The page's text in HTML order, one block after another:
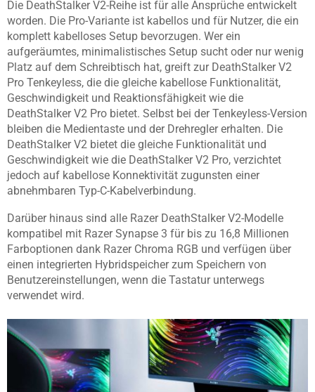
Die DeathStalker V2-Reihe ist für alle Ansprüche entwickelt
worden. Die Pro-Variante ist kabellos und für Nutzer, die ein
komplett kabelloses Setup bevorzugen. Wer ein
aufgeräumtes, minimalistisches Setup sucht oder nur wenig
Platz auf dem Schreibtisch hat, greift zur DeathStalker V2
Pro Tenkeyless, die die gleiche kabellose Funktionalität,
Geschwindigkeit und Reaktionsfähigkeit wie die
DeathStalker V2 Pro bietet. Selbst bei der Tenkeyless-Version
bleiben die Medientaste und der Drehregler erhalten. Die
DeathStalker V2 bietet die gleiche Funktionalität und
Geschwindigkeit wie die DeathStalker V2 Pro, verzichtet
jedoch auf kabellose Konnektivität zugunsten einer
abnehmbaren Typ-C-Kabelverbindung.
Darüber hinaus sind alle Razer DeathStalker V2-Modelle
kompatibel mit Razer Synapse 3 für bis zu 16,8 Millionen
Farboptionen dank Razer Chroma RGB und verfügen über
einen integrierten Hybridspeicher zum Speichern von
Benutzereinstellungen, wenn die Tastatur unterwegs
verwendet wird.